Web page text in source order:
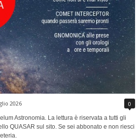
2026 0
Astronomia. La lettura è riservata a tutti gli
QUASAR sul sito. Se sei abbonato e non riesci